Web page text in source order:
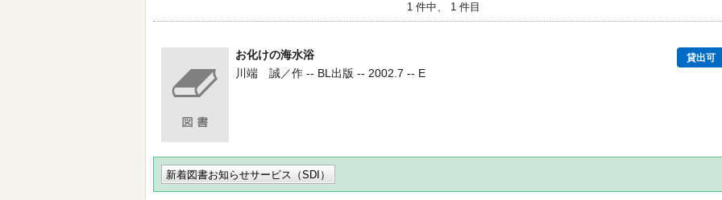
1 件中、 1 件目
お化けの海水浴 貸出可
川端 誠／作 -- BL出版 -- 2002.7 -- E
新着図書お知らせサービス（SDI）